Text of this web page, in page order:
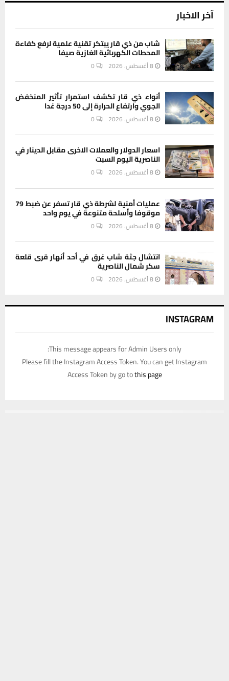
آخر الاخبار
شاب من ذي قار يبتكر تقنية علمية لرفع كفاءة
المحطات الكهربائية الغازية صيفا
8 أغسطس، 2026 0
أنواء ذي قار تكشف استمرار تأثير المنخفض
الجوي وارتفاع الحرارة إلى 50 درجة غدا
8 أغسطس، 2026 0
اسعار الدولار والعملات الاخرى مقابل الدينار في
الناصرية اليوم السبت
8 أغسطس، 2026 0
عمليات أمنية لشرطة ذي قار تسفر عن ضبط 79
موقوفا وأسلحة متنوعة في يوم واحد
8 أغسطس، 2026 0
انتشال جثة شاب غرق في أحد أنهار قرى قلعة
سكر شمال الناصرية
8 أغسطس، 2026 0
INSTAGRAM
This message appears for Admin Users only:
Please fill the Instagram Access Token. You can get Instagram
Access Token by go tothis page